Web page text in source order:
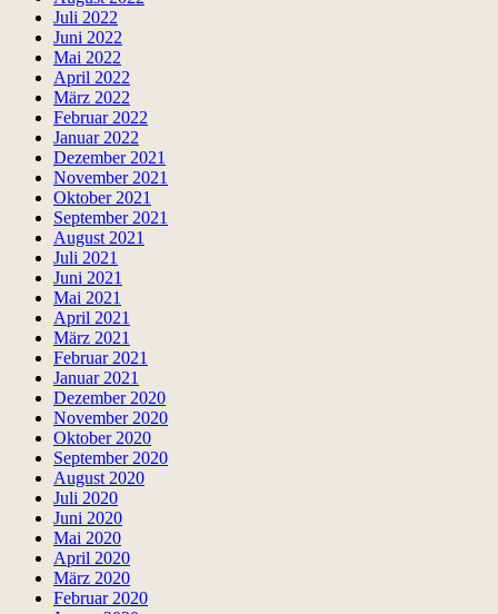
Juli 2022
Juni 2022
Mai 2022
April 2022
März 2022
Februar 2022
Januar 2022
Dezember 2021
November 2021
Oktober 2021
September 2021
August 2021
Juli 2021
Juni 2021
Mai 2021
April 2021
März 2021
Februar 2021
Januar 2021
Dezember 2020
November 2020
Oktober 2020
September 2020
August 2020
Juli 2020
Juni 2020
Mai 2020
April 2020
März 2020
Februar 2020